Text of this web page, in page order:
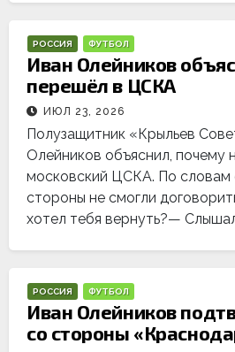
РОССИЯ ФУТБОЛ
Иван Олейников
перешёл в ЦСКА
ИЮЛ 23, 2026
Полузащитник «Крыльев
Олейников объяснил, почему
московский ЦСКА. По словам
стороны не смогли
хотел тебя вернуть?—
РОССИЯ ФУТБОЛ
Иван Олейников
со стороны